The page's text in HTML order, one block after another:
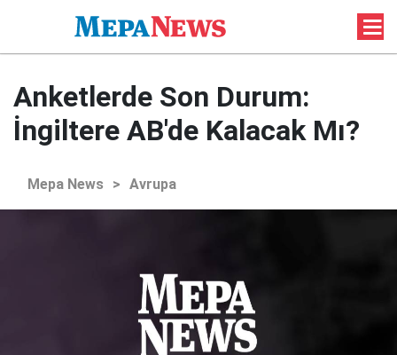
Anketlerde Son Durum:
İngiltere AB'de Kalacak Mı?
Mepa News > Avrupa